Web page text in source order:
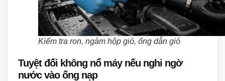
Kiểm tra ron, ngàm hộp gió, ống dẫn gió
Tuyệt đối không nổ máy nếu nghi ngờ
nước vào ống nạp